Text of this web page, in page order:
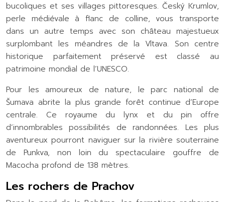
bucoliques et ses villages pittoresques. Český Krumlov,
perle médiévale à flanc de colline, vous transporte
dans un autre temps avec son château majestueux
surplombant les méandres de la Vltava. Son centre
historique parfaitement préservé est classé au
patrimoine mondial de l’UNESCO.
Pour les amoureux de nature, le parc national de
Šumava abrite la plus grande forêt continue d’Europe
centrale. Ce royaume du lynx et du pin offre
d’innombrables possibilités de randonnées. Les plus
aventureux pourront naviguer sur la rivière souterraine
de Punkva, non loin du spectaculaire gouffre de
Macocha profond de 138 mètres.
Les rochers de Prachov